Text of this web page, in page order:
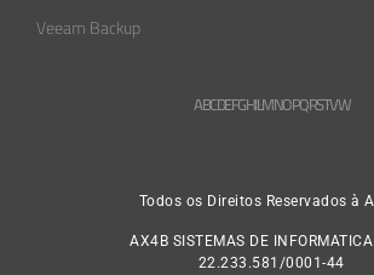
Veeam Backup
ABCDEFGHLMNOPQRSTVW
Todos os Direitos Reservados à
AX4B SISTEMAS DE INFORMATICA
22.233.581/0001-44